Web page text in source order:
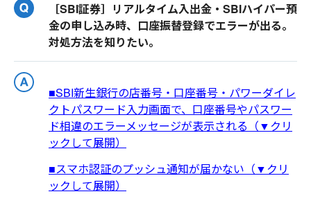
［SBI証券］リアルタイム入出金・SBIハイパー預
金の申し込み時、口座振替登録でエラーが出る。
対処方法を知りたい。
■SBI新生銀行の店番号・口座番号・パワーダイレ
クトパスワード入力画面で、口座番号やパスワー
ド相違のエラーメッセージが表示される（▼クリ
ックして展開）
■スマホ認証のプッシュ通知が届かない（▼クリ
ックして展開）